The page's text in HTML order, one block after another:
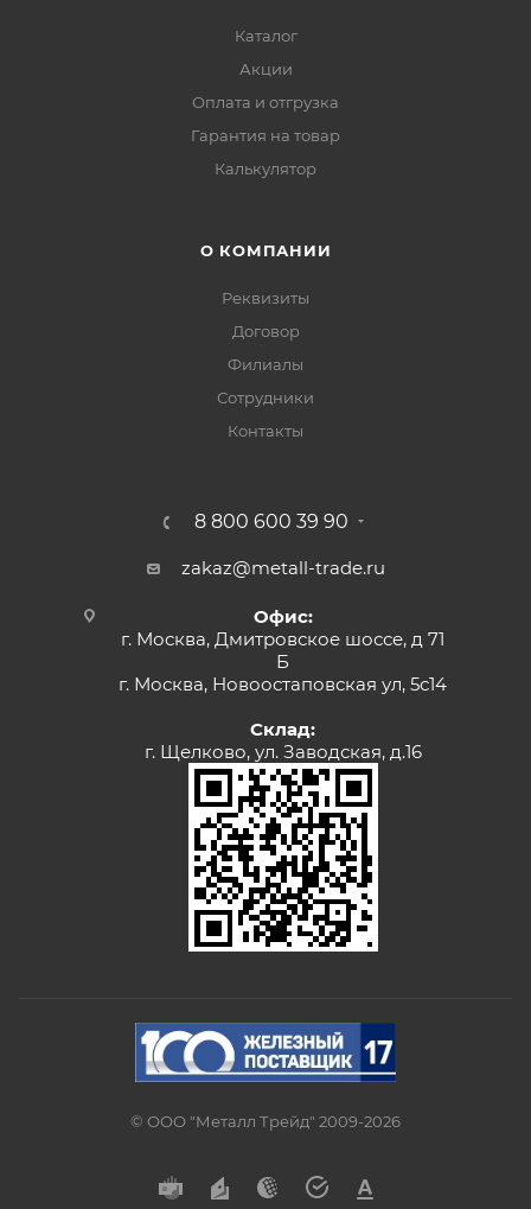
Каталог
Акции
Оплата и отгрузка
Гарантия на товар
Калькулятор
О КОМПАНИИ
Реквизиты
Договор
Филиалы
Сотрудники
Контакты
8 800 600 39 90
zakaz@metall-trade.ru
Офис:
г. Москва, Дмитровское шоссе, д 71
Б
г. Москва, Новоостаповская ул, 5с14
Склад:
г. Щелково, ул. Заводская, д.16
© ООО "Металл Трейд" 2009-2026